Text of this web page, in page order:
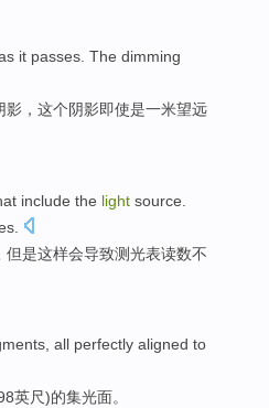
it passes. The dimming
， 这个阴影即使是一米望远
include the light source
但是这样会导致测光表读数不
, all perfectly aligned to
英尺)的集光面。